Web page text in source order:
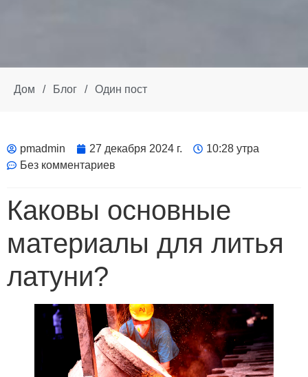
Дом / Блог / Один пост
pmadmin 27 декабря 2024 г.
10:28 утра
Без комментариев
Каковы основные
материалы для литья
латуни?